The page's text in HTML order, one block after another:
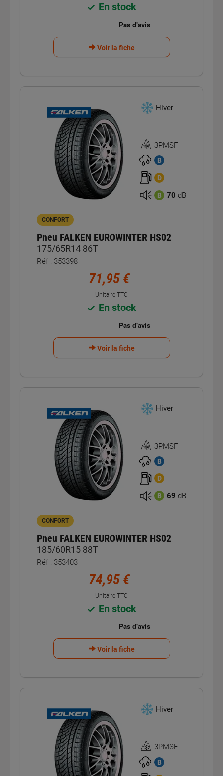
En stock
Voir la fiche
Hiver
Homologation
3PMSF
3PMSF
B
D
B 70 dB
CONFORT
Pneu FALKEN EUROWINTER HS02
175/65R14 86T
Réf : 353398
71,95 €
Unitaire TTC
En stock
Voir la fiche
Hiver
Homologation
3PMSF
3PMSF
B
D
B 69 dB
CONFORT
Pneu FALKEN EUROWINTER HS02
185/60R15 88T
Réf : 353403
74,95 €
Unitaire TTC
En stock
Voir la fiche
Hiver
Homologation
3PMSF
3PMSF
B